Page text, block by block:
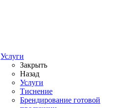
Услуги
Закрыть
Назад
Услуги
Тиснение
Брендирование готовой